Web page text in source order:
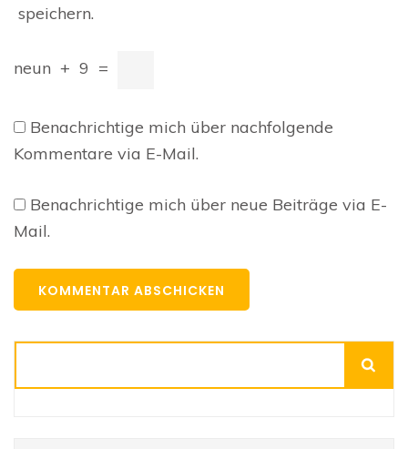
speichern.
neun + 9 =
Benachrichtige mich über nachfolgende
Kommentare via E-Mail.
Benachrichtige mich über neue Beiträge via E-
Mail.